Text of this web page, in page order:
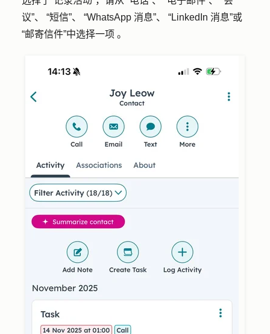
议”、 “短信”、 “WhatsApp 消息”、 “LinkedIn 消息”或
“邮寄信件”中选择一项 。